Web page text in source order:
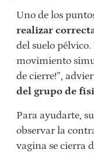
Uno de los
realizar
del suelo
movimiento
de cierre!”,
del grupo de
Para ayudarte,
observar la
vagina se cierra